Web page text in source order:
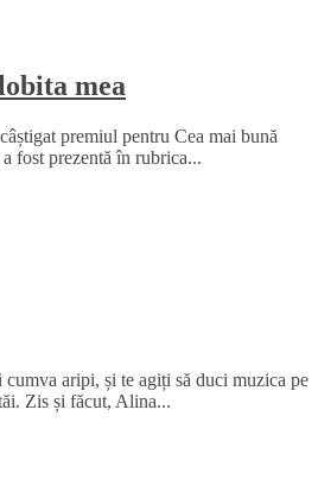
mea
premiul pentru Cea mai bună
fost prezentă în rubrica...
aripi, și te agiți să duci muzica pe
Zis și făcut, Alina...